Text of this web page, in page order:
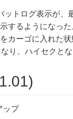
ットログ表示が
するようになった
カーゴに入れた
り、ハイセクと
ップ